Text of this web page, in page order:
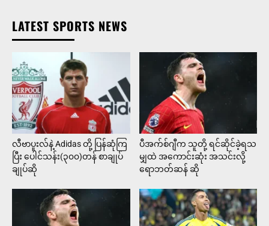
LATEST SPORTS NEWS
လီဗာပူးလ်နဲ့ Adidas တို့ ပြန်ဆုံကြ
ပြီး ပေါင်သန်း(၃၀၀)တန် စာချုပ်
ချုပ်ဆို
ပီအက်စ်ဂျီက သူတို့ ရင်ဆိုင်ခဲ့ရသ
မျှထဲ အကောင်းဆုံး အသင်းလို့
ရောဘတ်ဆန် ဆို